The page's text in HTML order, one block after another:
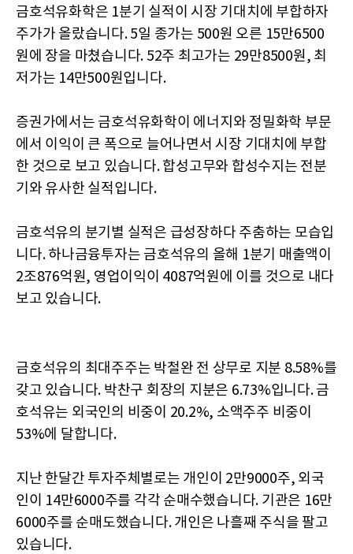
금호석유화학은 1분기 실적이 시장 기대치에 부합하자
주가가 올랐습니다. 5일 종가는 500원 오른 15만6500
원에 장을 마쳤습니다. 52주 최고가는 29만8500원, 최
저가는 14만500원입니다.
증권가에서는 금호석유화학이 에너지와 정밀화학 부문
에서 이익이 큰 폭으로 늘어나면서 시장 기대치에 부합
한 것으로 보고 있습니다. 합성고무와 합성수지는 전분
기와 유사한 실적입니다.
금호석유의 분기별 실적은 급성장하다 주춤하는 모습입
니다. 하나금융투자는 금호석유의 올해 1분기 매출액이
2조876억원, 영업이익이 4087억원에 이를 것으로 내다
보고 있습니다.
금호석유의 최대주주는 박철완 전 상무로 지분 8.58%를
갖고 있습니다. 박찬구 회장의 지분은 6.73%입니다. 금
호석유는 외국인의 비중이 20.2%, 소액주주 비중이
53%에 달합니다.
지난 한달간 투자주체별로는 개인이 2만9000주, 외국
인이 14만6000주를 각각 순매수했습니다. 기관은 16만
6000주를 순매도했습니다. 개인은 나흘째 주식을 팔고
있습니다.